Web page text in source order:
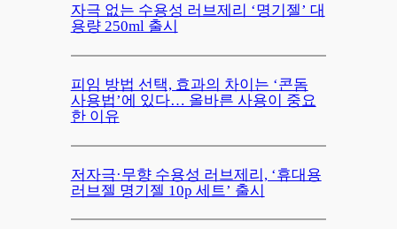
자극 없는 수용성 러브제리 ‘명기젤’ 대
용량 250ml 출시
피임 방법 선택, 효과의 차이는 ‘콘돔
사용법’에 있다… 올바른 사용이 중요
한 이유
저자극·무향 수용성 러브제리, ‘휴대용
러브젤 명기젤 10p 세트’ 출시